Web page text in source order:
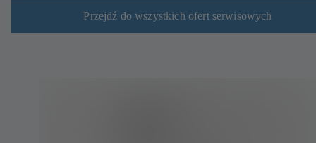
Przejdź do wszystkich ofert serwisowych